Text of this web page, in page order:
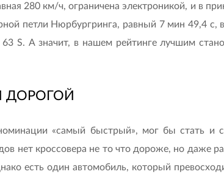
280 км/ч, ограничена электроникой, и в
петли Нюрбургринга, равный 7 мин 49,4 с,
S. А значит, в нашем рейтинге лучшим
ДОРОГОЙ
«самый быстрый», мог бы стать и
нет кроссовера не то что дороже, но даже
есть один автомобиль, который